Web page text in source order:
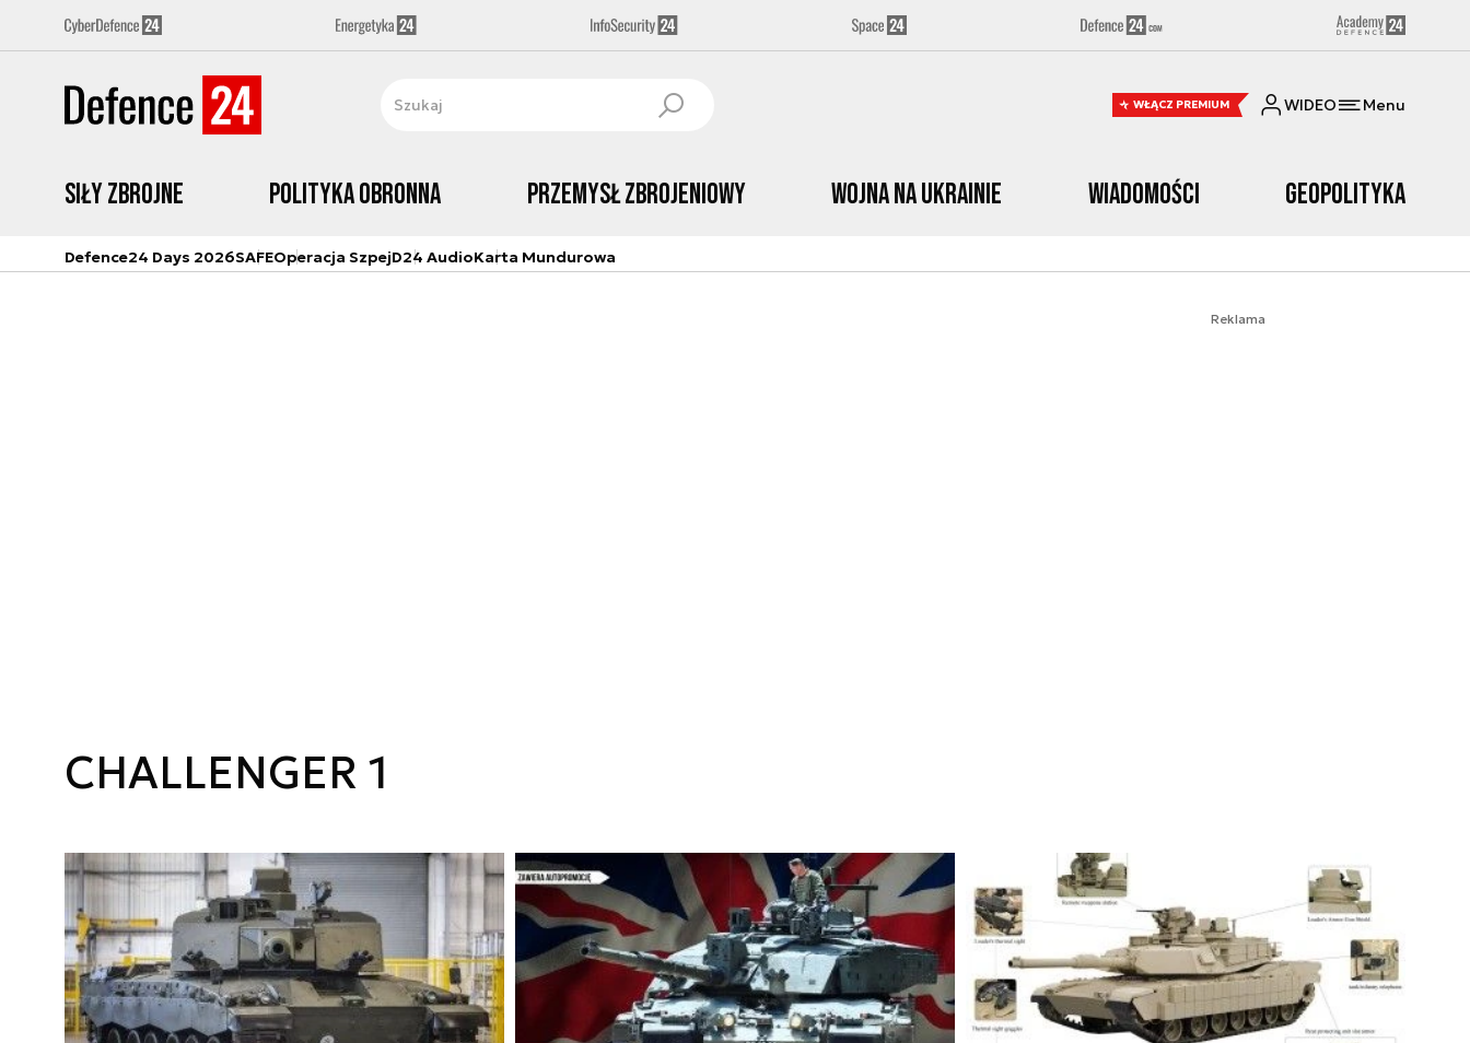
WŁĄCZ PREMIUM WIDEO Menu
Siły zbrojne Polityka obronna Przemysł Zbrojeniowy Wojna na Ukrainie Wiadomości Geopolityka
Defence24 Days 2026SAFEOperacja SzpejD24 AudioKarta Mundurowa
Reklama
CHALLENGER 1